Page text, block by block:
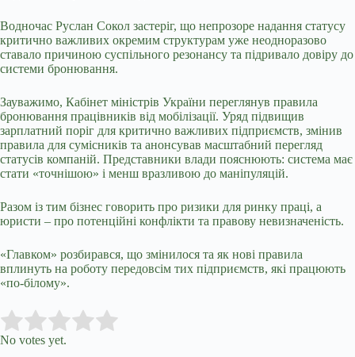
Водночас Руслан Сокол застеріг, що непрозоре надання статусу
критично важливих окремим структурам уже неодноразово
ставало причиною суспільного резонансу та підривало довіру до
системи бронювання.
Зауважимо, Кабінет міністрів України переглянув правила
бронювання працівників від мобілізації. Уряд підвищив
зарплатний поріг для критично важливих підприємств, змінив
правила для сумісників та анонсував масштабний перегляд
статусів компаній. Представники влади пояснюють: система має
стати «точнішою» і менш вразливою до маніпуляцій.
Разом із тим бізнес говорить про ризики для ринку праці, а
юристи – про потенційні конфлікти та правову невизначеність.
«Главком» розбирався, що змінилося та як нові правила
вплинуть на роботу передовсім тих підприємств, які працюють
«по-білому».
Rate this item:
No votes yet.